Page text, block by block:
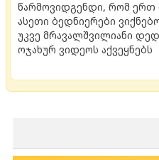
წარმოვიდგენდი, რომ ერთ
ასეთი ბედნიერები
უკვე მრავალშვილიანი
ოჯახურ ვიდეოს აქვეყნებს